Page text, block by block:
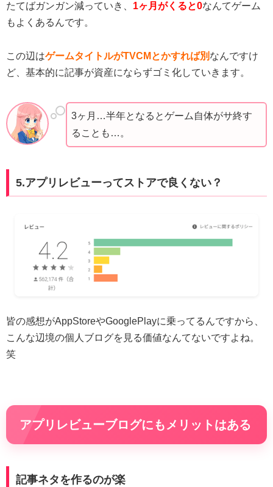
たてばガンガン減っていき、 1ヶ月がくると0なんてゲーム
もよくあるんです。
この辺はゲームタイトルがTVCMとかすれば別 なんですけ
ど、基本的に記事が資産にならずゴミ化していきます。
3ヶ月…半年となるとゲーム自体がサ終す
ることも…。
5.アプリレビューってストアで良くない？
皆の感想がAppStoreやGooglePlayに乗ってるんですから、
こんな辺境の個人ブログを見る価値なんてないですよね。
笑
アプリレビューブログにもメリットはある
記事ネタを作るのが楽